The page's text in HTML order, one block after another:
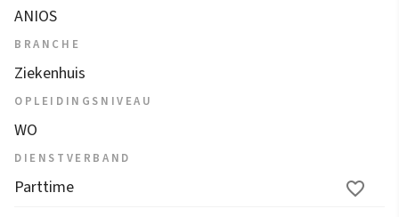
ANIOS
BRANCHE
Ziekenhuis
OPLEIDINGSNIVEAU
WO
DIENSTVERBAND
Parttime